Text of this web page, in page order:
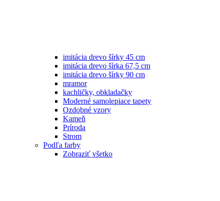
imitácia drevo šírky 45 cm
imitácia drevo šírka 67,5 cm
imitácia drevo šírky 90 cm
mramor
kachličky, obkladačky
Moderné samolepiace tapety
Ozdobné vzory
Kameň
Príroda
Strom
Podľa farby
Zobraziť všetko